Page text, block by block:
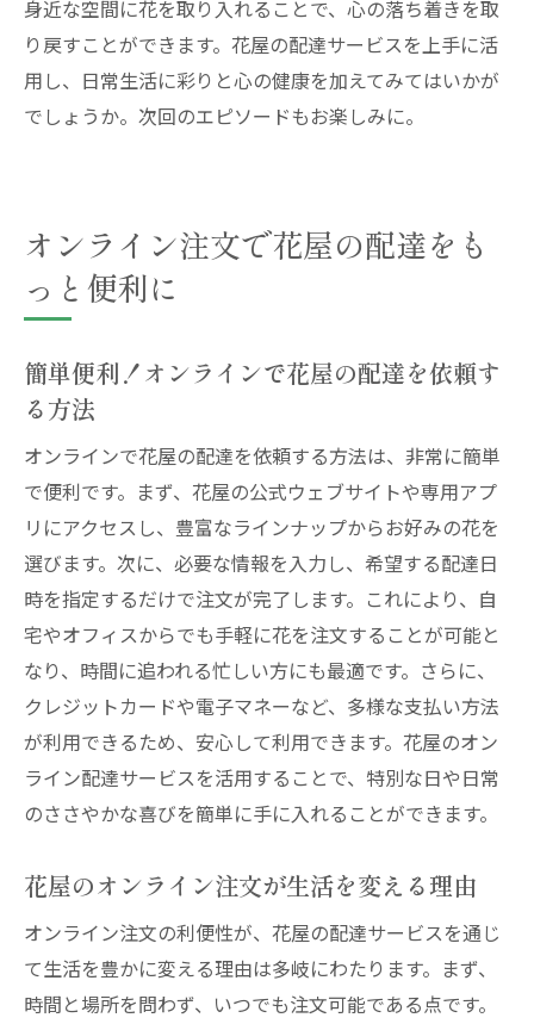
身近な空間に花を取り入れることで、心の落ち着きを取
り戻すことができます。花屋の配達サービスを上手に活
用し、日常生活に彩りと心の健康を加えてみてはいかが
でしょうか。次回のエピソードもお楽しみに。
オンライン注文で花屋の配達をも
っと便利に
簡単便利！オンラインで花屋の配達を依頼す
る方法
オンラインで花屋の配達を依頼する方法は、非常に簡単
で便利です。まず、花屋の公式ウェブサイトや専用アプ
リにアクセスし、豊富なラインナップからお好みの花を
選びます。次に、必要な情報を入力し、希望する配達日
時を指定するだけで注文が完了します。これにより、自
宅やオフィスからでも手軽に花を注文することが可能と
なり、時間に追われる忙しい方にも最適です。さらに、
クレジットカードや電子マネーなど、多様な支払い方法
が利用できるため、安心して利用できます。花屋のオン
ライン配達サービスを活用することで、特別な日や日常
のささやかな喜びを簡単に手に入れることができます。
花屋のオンライン注文が生活を変える理由
オンライン注文の利便性が、花屋の配達サービスを通じ
て生活を豊かに変える理由は多岐にわたります。まず、
時間と場所を問わず、いつでも注文可能である点です。